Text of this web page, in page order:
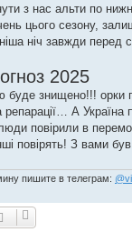
з нас альти по
цього сезону,
ніч завжди перед
2025
знищено!!! орки
А Україна
повірили в
повірять! З вами
пишите в телеграм: